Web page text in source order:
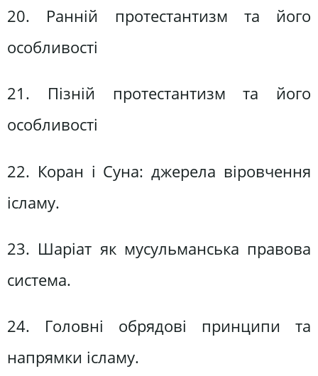
20. Ранній протестантизм та його
особливості
21. Пізній протестантизм та його
особливості
22. Коран і Суна: джерела віровчення
ісламу.
23. Шаріат як мусульманська правова
система.
24. Головні обрядові принципи та
напрямки ісламу.